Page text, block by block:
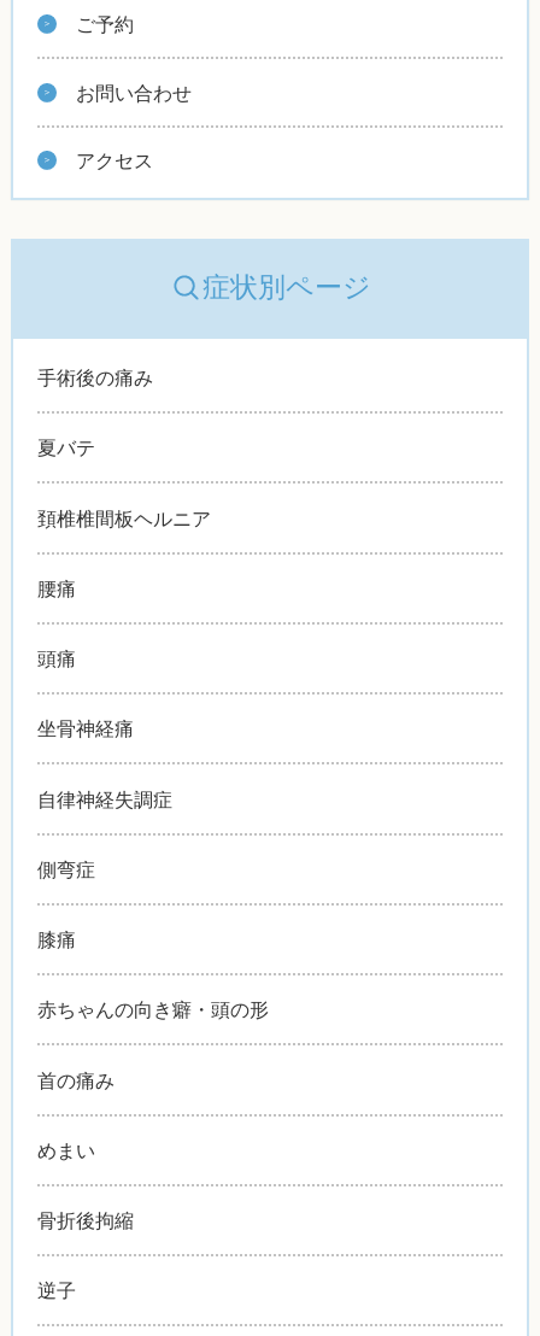
ご予約
お問い合わせ
アクセス
症状別ページ
手術後の痛み
夏バテ
頚椎椎間板ヘルニア
腰痛
頭痛
坐骨神経痛
自律神経失調症
側弯症
膝痛
赤ちゃんの向き癖・頭の形
首の痛み
めまい
骨折後拘縮
逆子